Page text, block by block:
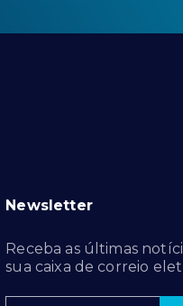
Newsletter
Receba as últimas
sua caixa de correio